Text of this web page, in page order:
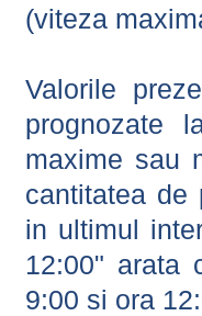
(viteza
Valorile
prognozate
maxime sau
cantitatea de
in ultimul
12:00" arata
9:00 si ora